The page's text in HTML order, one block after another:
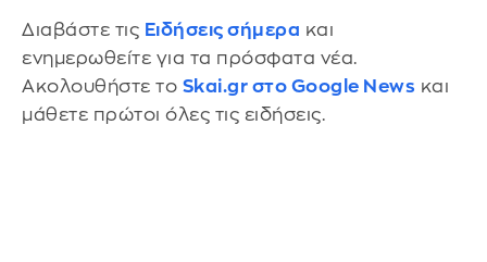
Διαβάστε τις Ειδήσεις σήμερα και
ενημερωθείτε για τα πρόσφατα νέα.
Ακολουθήστε το Skai.gr στο Google News και
μάθετε πρώτοι όλες τις ειδήσεις.